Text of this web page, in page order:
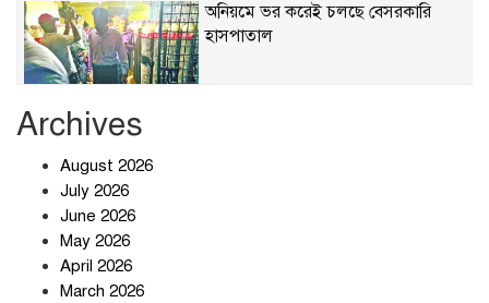
অনিয়মে ভর করেই চলছে বেসরকারি
হাসপাতাল
Archives
August 2026
July 2026
June 2026
May 2026
April 2026
March 2026